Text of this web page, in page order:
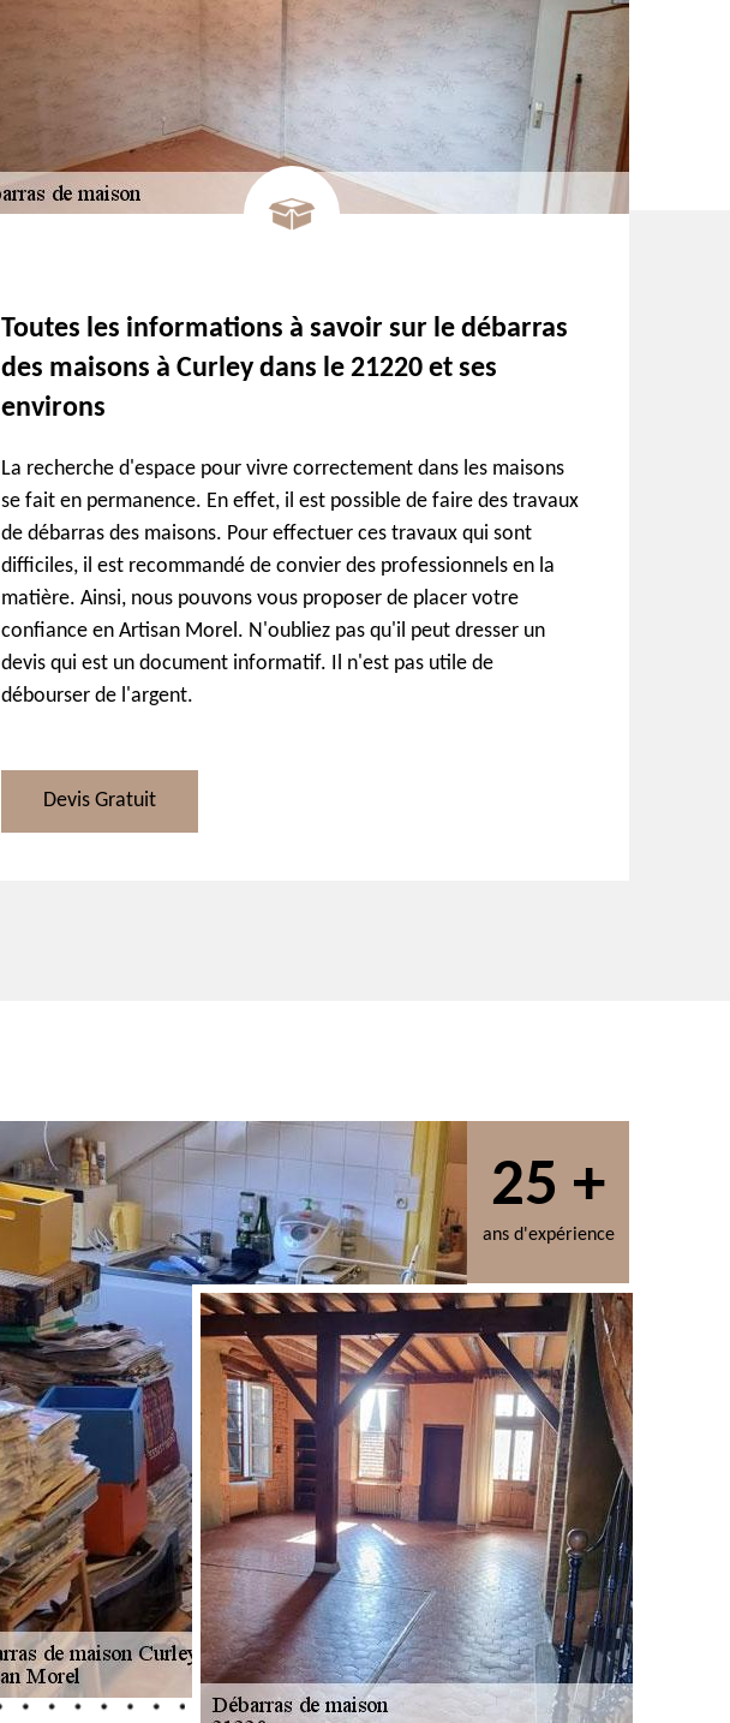
Toutes les informations à savoir sur le débarras
des maisons à Curley dans le 21220 et ses
environs
La recherche d'espace pour vivre correctement dans les maisons
se fait en permanence. En effet, il est possible de faire des travaux
de débarras des maisons. Pour effectuer ces travaux qui sont
difficiles, il est recommandé de convier des professionnels en la
matière. Ainsi, nous pouvons vous proposer de placer votre
confiance en Artisan Morel. N'oubliez pas qu'il peut dresser un
devis qui est un document informatif. Il n'est pas utile de
débourser de l'argent.
Devis Gratuit
25 +
ans d'expérience